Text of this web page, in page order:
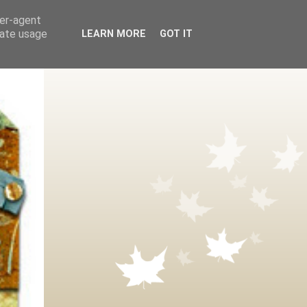
agent
usage
LEARN MORE GOT IT